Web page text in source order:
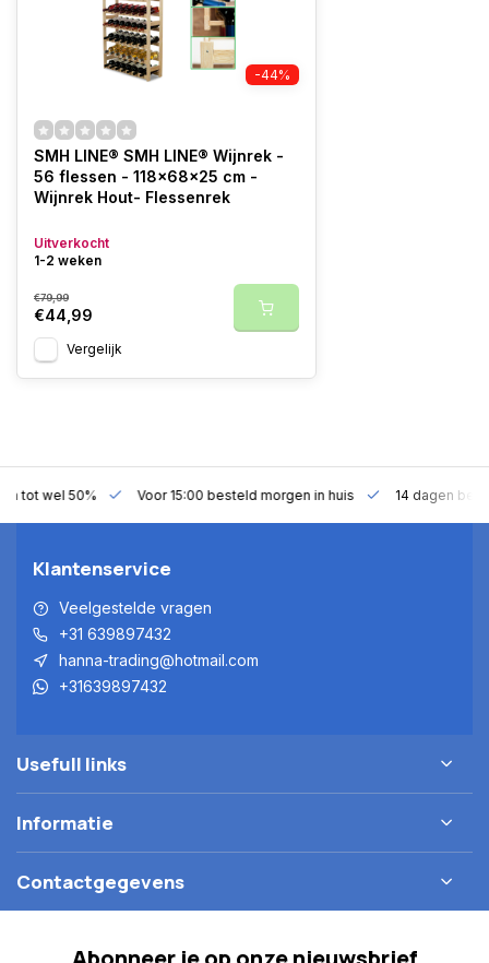
-44%
SMH LINE® SMH LINE® Wijnrek -
56 flessen - 118x68x25 cm -
Wijnrek Hout- Flessenrek
Uitverkocht
1-2 weken
€79,99
€44,99
Vergelijk
tot wel 50% Voor 15:00 besteld morgen in huis 14 dagen
Klantenservice
Veelgestelde vragen
+31 639897432
hanna-trading@hotmail.com
+31639897432
Usefull links
Informatie
Contactgegevens